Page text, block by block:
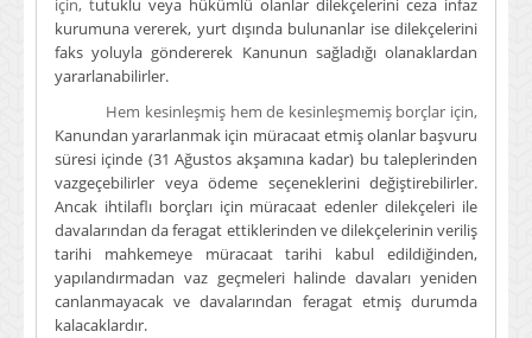
için, tutuklu veya hükümlü olanlar dilekçelerini ceza infaz
kurumuna vererek, yurt dışında bulunanlar ise dilekçelerini
faks yoluyla göndererek Kanunun sağladığı olanaklardan
yararlanabilirler.
Hem kesinleşmiş hem de kesinleşmemiş borçlar için,
Kanundan yararlanmak için müracaat etmiş olanlar başvuru
süresi içinde (31 Ağustos akşamına kadar) bu taleplerinden
vazgeçebilirler veya ödeme seçeneklerini değiştirebilirler.
Ancak ihtilaflı borçları için müracaat edenler dilekçeleri ile
davalarından da feragat ettiklerinden ve dilekçelerinin veriliş
tarihi mahkemeye müracaat tarihi kabul edildiğinden,
yapılandırmadan vaz geçmeleri halinde davaları yeniden
canlanmayacak ve davalarından feragat etmiş durumda
kalacaklardır.